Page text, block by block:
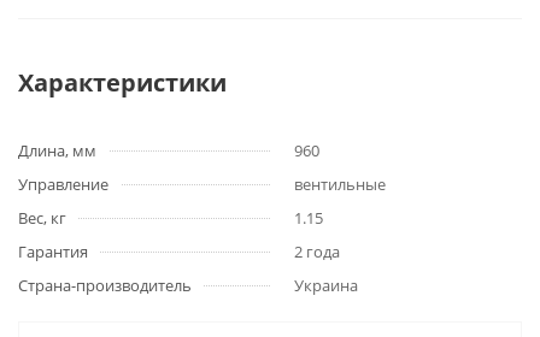
Характеристики
Длина, мм
960
Управление
вентильные
Вес, кг
1.15
Гарантия
2 года
Страна-производитель
Украина